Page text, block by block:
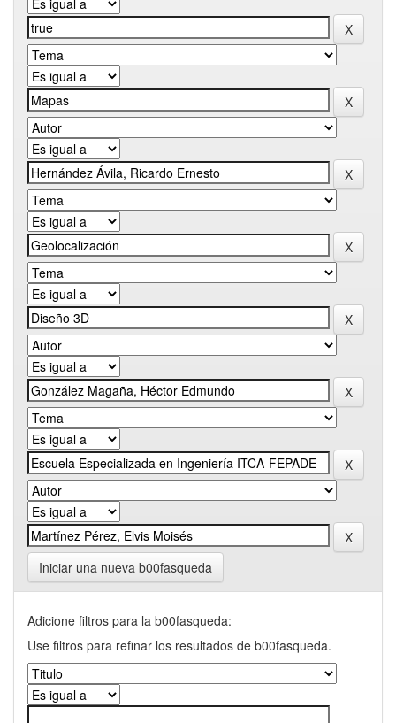
Iniciar una nueva b00fasqueda
Adicione filtros para la b00fasqueda:
Use filtros para refinar los resultados de b00fasqueda.